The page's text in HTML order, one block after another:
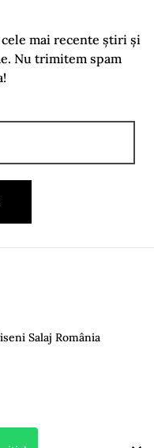
mai recente știri și
Nu trimitem spam
Salaj România